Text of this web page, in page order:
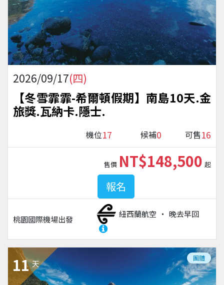
2026/09/17(四)
【冬雪霏霏-希爾頓假期】南島10天.金
旅獎.瓦納卡.隱士.
機位17 候補0 可售16
桃園國際機場出發
紐西蘭航空 晚去早回
售價 NT$148,500 起
報名
11 天
團體